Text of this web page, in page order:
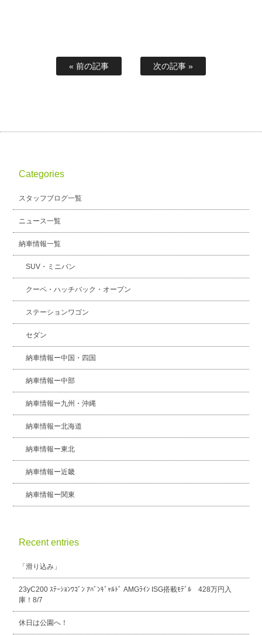
« 前の記事 次の記事 »
Categories
スタッフブログ一覧
ニュース一覧
納車情報一覧
SUV・ミニバン
クーペ・ハッチバック・オープン
ステーションワゴン
セダン
納車情報ー中国・四国
納車情報ー中部
納車情報ー九州・沖縄
納車情報ー北海道
納車情報ー東北
納車情報ー近畿
納車情報ー関東
Recent entries
「滑り込み」
23yC200 ｽﾃｰｼｮﾝﾜｺﾞﾝ ｱﾊﾞﾝｷﾞｬﾙﾄﾞ AMGﾗｲﾝ ISG搭載ﾓﾃﾞﾙ 428万円入
庫！8/7
休日は公園へ！